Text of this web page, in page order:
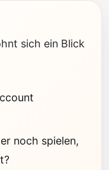
sich ein Blick
noch spielen,